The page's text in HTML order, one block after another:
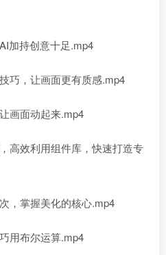
加持创意十足.mp4
巧，让画面更有质感.mp4
画面动起来.mp4
高效利用组件库，快速打造专
，掌握美化的核心.mp4
用布尔运算.mp4